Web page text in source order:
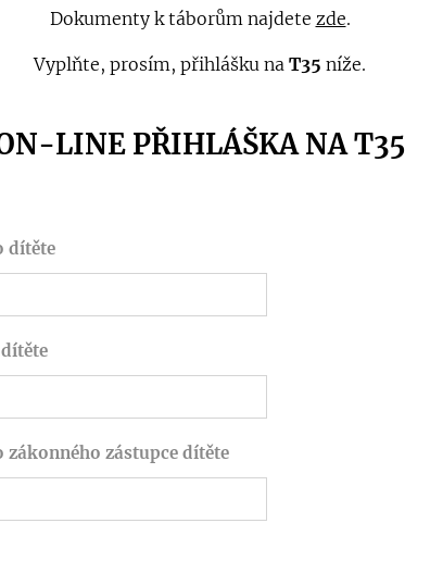
Dokumenty k táborům najdete zde.
Vyplňte, prosím, přihlášku na T35 níže.
LINE PŘIHLÁŠKA NA T35
dítěte
zákonného zástupce dítěte